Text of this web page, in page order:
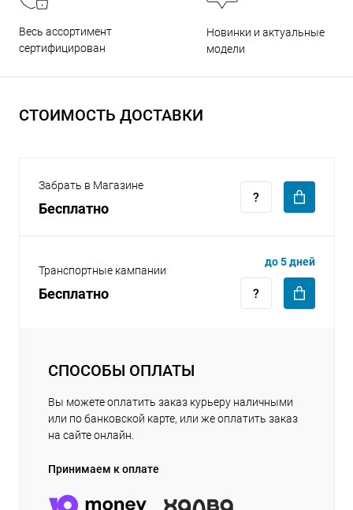
Весь ассортимент
сертифицирован
Новинки и актуальные
модели
СТОИМОСТЬ ДОСТАВКИ
Забрать в Магазине
Бесплатно
Транспортные кампании
Бесплатно
до 5 дней
СПОСОБЫ ОПЛАТЫ
Вы можете оплатить заказ курьеру наличными
или по банковской карте, или же оплатить заказ
на сайте онлайн.
Принимаем к оплате